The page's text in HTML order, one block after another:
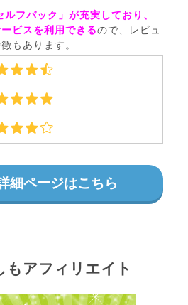
フバック」が充実しており、
ビスを利用できるので、レビュ
もあります。
細ページはこちら
アフィリエイト